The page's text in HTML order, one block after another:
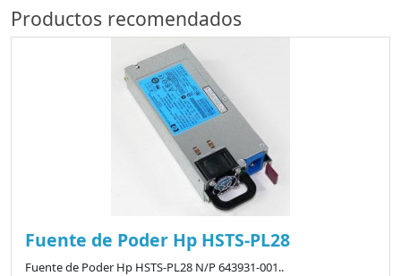
Productos recomendados
Fuente de Poder Hp HSTS-PL28
Fuente de Poder Hp HSTS-PL28 N/P 643931-001..